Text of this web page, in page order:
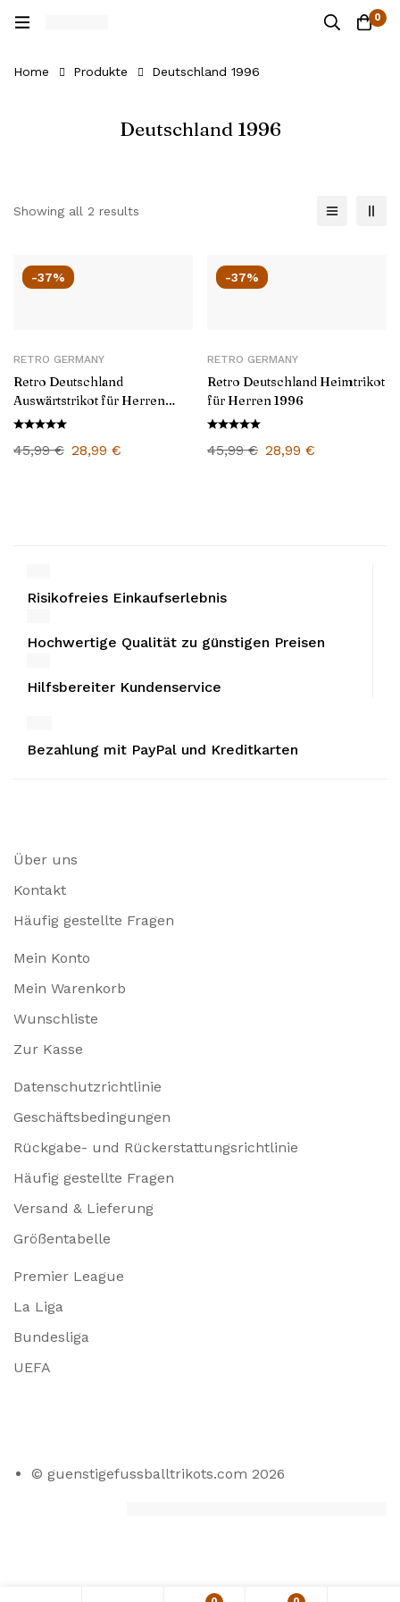
0
Home Produkte Deutschland 1996
Deutschland 1996
Showing all 2 results
-37%
RETRO GERMANY
Retro Deutschland
Auswärtstrikot für Herren
1996
45,99€ 28,99 €
-37%
RETRO GERMANY
Retro Deutschland Heimtrikot
für Herren 1996
45,99€ 28,99 €
Risikofreies Einkaufserlebnis
Hochwertige Qualität zu günstigen Preisen
Hilfsbereiter Kundenservice
Bezahlung mit PayPal und Kreditkarten
Über uns
Kontakt
Häufig gestellte Fragen
Mein Konto
Mein Warenkorb
Wunschliste
Zur Kasse
Datenschutzrichtlinie
Geschäftsbedingungen
Rückgabe- und Rückerstattungsrichtlinie
Häufig gestellte Fragen
Versand & Lieferung
Größentabelle
Premier League
La Liga
Bundesliga
UEFA
© guenstigefussballtrikots.com 2026